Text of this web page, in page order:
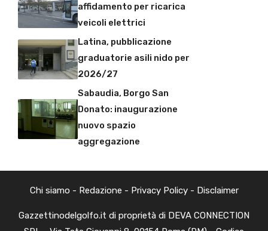
affidamento per ricarica
veicoli elettrici
Latina, pubblicazione
graduatorie asili nido per
2026/27
Sabaudia, Borgo San
Donato: inaugurazione
nuovo spazio
aggregazione
Chi siamo - Redazione - Privacy Policy- Disclaimer
Gazzettinodelgolfo.it di proprietà di DEVA CONNECTION